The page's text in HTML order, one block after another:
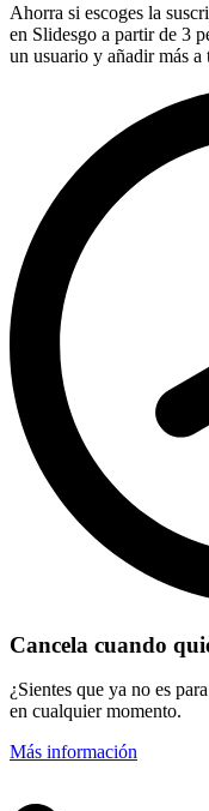
Ahorra si escoges la
en Slidesgo a partir de 3
un usuario y añadir más
Cancela cuando
¿Sientes que ya no es
en cualquier momento.
Más información